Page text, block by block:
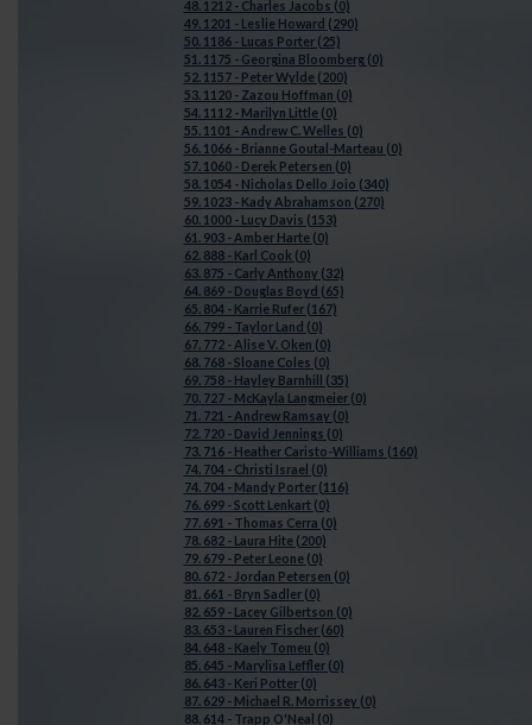
48. 1212 - Charles Jacobs (0)
49. 1201 - Leslie Howard (290)
50. 1186 - Lucas Porter (25)
51. 1175 - Georgina Bloomberg (0)
52. 1157 - Peter Wylde (200)
53. 1120 - Zazou Hoffman (0)
54. 1112 - Marilyn Little (0)
55. 1101 - Andrew C. Welles (0)
56. 1066 - Brianne Goutal-Marteau (0)
57. 1060 - Derek Petersen (0)
58. 1054 - Nicholas Dello Joio (340)
59. 1023 - Kady Abrahamson (270)
60. 1000 - Lucy Davis (153)
61. 903 - Amber Harte (0)
62. 888 - Karl Cook (0)
63. 875 - Carly Anthony (32)
64. 869 - Douglas Boyd (65)
65. 804 - Karrie Rufer (167)
66. 799 - Taylor Land (0)
67. 772 - Alise V. Oken (0)
68. 768 - Sloane Coles (0)
69. 758 - Hayley Barnhill (35)
70. 727 - McKayla Langmeier (0)
71. 721 - Andrew Ramsay (0)
72. 720 - David Jennings (0)
73. 716 - Heather Caristo-Williams (160)
74. 704 - Christi Israel (0)
74. 704 - Mandy Porter (116)
76. 699 - Scott Lenkart (0)
77. 691 - Thomas Cerra (0)
78. 682 - Laura Hite (200)
79. 679 - Peter Leone (0)
80. 672 - Jordan Petersen (0)
81. 661 - Bryn Sadler (0)
82. 659 - Lacey Gilbertson (0)
83. 653 - Lauren Fischer (60)
84. 648 - Kaely Tomeu (0)
85. 645 - Marylisa Leffler (0)
86. 643 - Keri Potter (0)
87. 629 - Michael R. Morrissey (0)
88. 614 - Trapp O'Neal (0)